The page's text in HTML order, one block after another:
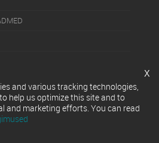
x
and various tracking technologies,
help us optimize this site and to
and marketing efforts. You can read